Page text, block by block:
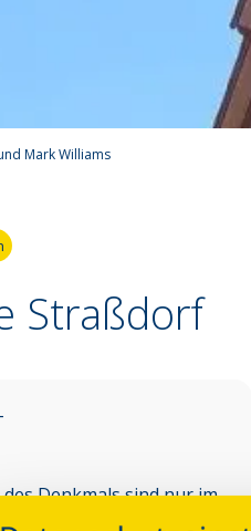
Mark Williams
Straßdorf
Denkmals sind nur im